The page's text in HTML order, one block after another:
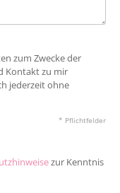
zum Zwecke der
Kontakt zu mir
jederzeit ohne
* Pflichtfelder
zur Kenntnis